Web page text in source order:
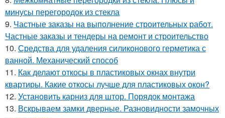
минусы перегородок из стекла
9. Частные заказы на выполнение строительных работ.
Частные заказы и тендеры на ремонт и строительство
10. Средства для удаления силиконового герметика с
ванной. Механический способ
11. Как делают откосы в пластиковых окнах внутри
квартиры. Какие откосы лучше для пластиковых окон?
12. Установить карниз для штор. Порядок монтажа
13. Вскрываем замки дверные. Разновидности замочных